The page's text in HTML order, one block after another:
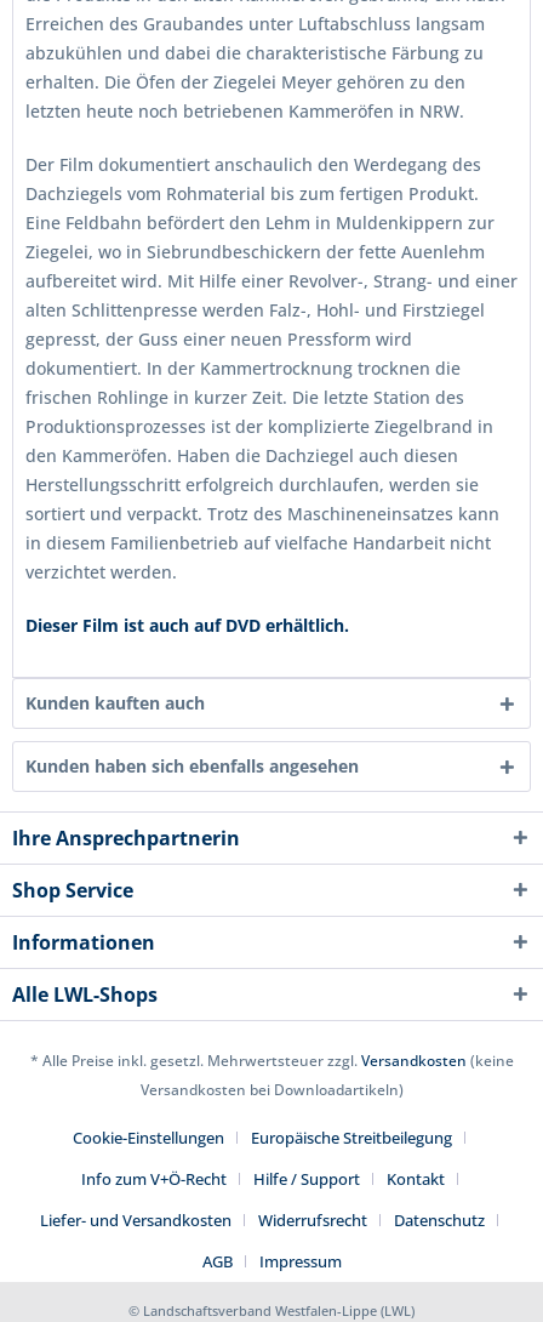
Erreichen des Graubandes unter Luftabschluss langsam
abzukühlen und dabei die charakteristische Färbung zu
erhalten. Die Öfen der Ziegelei Meyer gehören zu den
letzten heute noch betriebenen Kammeröfen in NRW.
Der Film dokumentiert anschaulich den Werdegang des
Dachziegels vom Rohmaterial bis zum fertigen Produkt.
Eine Feldbahn befördert den Lehm in Muldenkippern zur
Ziegelei, wo in Siebrundbeschickern der fette Auenlehm
aufbereitet wird. Mit Hilfe einer Revolver-, Strang- und einer
alten Schlittenpresse werden Falz-, Hohl- und Firstziegel
gepresst, der Guss einer neuen Pressform wird
dokumentiert. In der Kammertrocknung trocknen die
frischen Rohlinge in kurzer Zeit. Die letzte Station des
Produktionsprozesses ist der komplizierte Ziegelbrand in
den Kammeröfen. Haben die Dachziegel auch diesen
Herstellungsschritt erfolgreich durchlaufen, werden sie
sortiert und verpackt. Trotz des Maschineneinsatzes kann
in diesem Familienbetrieb auf vielfache Handarbeit nicht
verzichtet werden.
Dieser Film ist auch auf DVD erhältlich.
Kunden kauften auch
Kunden haben sich ebenfalls angesehen
Ihre Ansprechpartnerin
Shop Service
Informationen
Alle LWL-Shops
* Alle Preise inkl. gesetzl. Mehrwertsteuer zzgl.Versandkosten (keine
Versandkosten bei Downloadartikeln)
Cookie-Einstellungen
Europäische Streitbeilegung
Info zum V+Ö-Recht
Hilfe / Support
Kontakt
Liefer- und Versandkosten
Widerrufsrecht
Datenschutz
AGB
Impressum
© Landschaftsverband Westfalen-Lippe (LWL)